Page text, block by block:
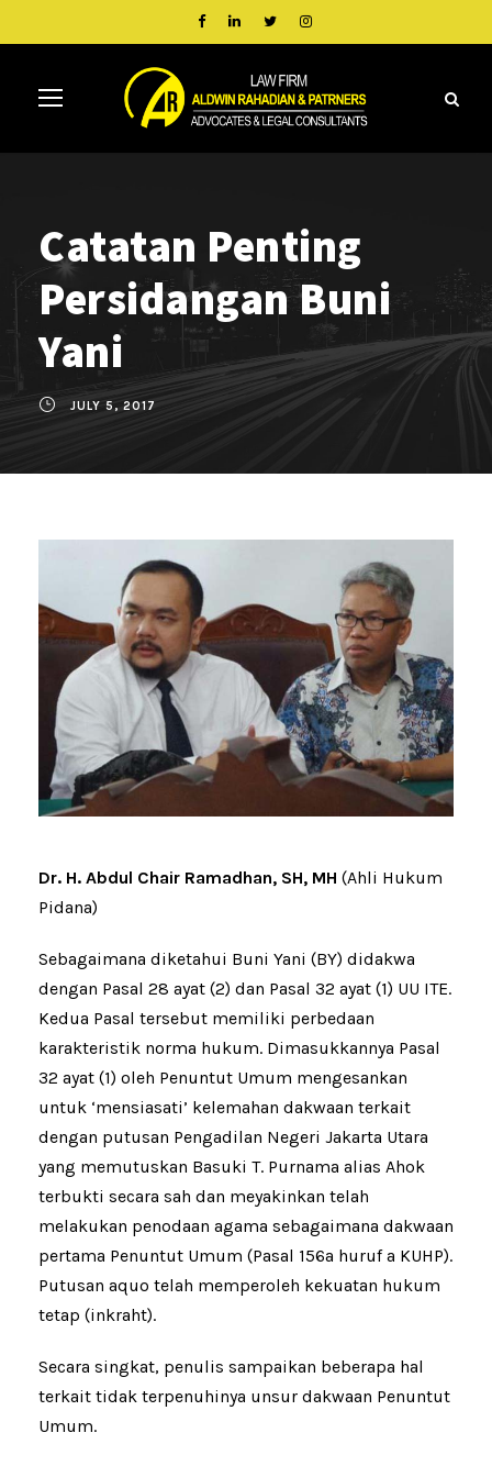
Catatan Penting
Persidangan Buni
Yani
JULY 5, 2017
Dr. H. Abdul Chair Ramadhan, SH, MH (Ahli Hukum
Pidana)
Sebagaimana diketahui Buni Yani (BY) didakwa
dengan Pasal 28 ayat (2) dan Pasal 32 ayat (1) UU ITE.
Kedua Pasal tersebut memiliki perbedaan
karakteristik norma hukum. Dimasukkannya Pasal
32 ayat (1) oleh Penuntut Umum mengesankan
untuk ‘mensiasati’ kelemahan dakwaan terkait
dengan putusan Pengadilan Negeri Jakarta Utara
yang memutuskan Basuki T. Purnama alias Ahok
terbukti secara sah dan meyakinkan telah
melakukan penodaan agama sebagaimana dakwaan
pertama Penuntut Umum (Pasal 156a huruf a KUHP).
Putusan aquo telah memperoleh kekuatan hukum
tetap (inkraht).
Secara singkat, penulis sampaikan beberapa hal
terkait tidak terpenuhinya unsur dakwaan Penuntut
Umum.